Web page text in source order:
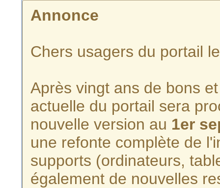
Annonce
Chers usagers du portail
Après vingt ans de bons
actuelle du portail sera
nouvelle version au 1er
une refonte complète de
supports (ordinateurs,
également de nouvelles